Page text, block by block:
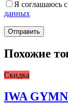
Я соглашаюсь с
данных
Похожие
Скидка
IWA